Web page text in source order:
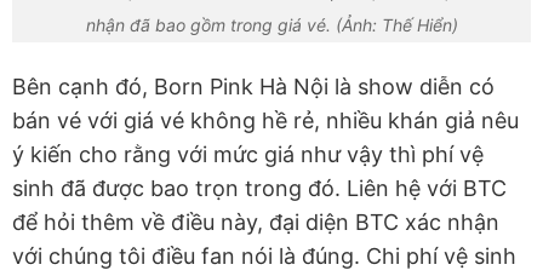
nhận đã bao gồm trong giá vé. (Ảnh: Thế Hiển)
Bên cạnh đó, Born Pink Hà Nội là show diễn có
bán vé với giá vé không hề rẻ, nhiều khán giả nêu
ý kiến cho rằng với mức giá như vậy thì phí vệ
sinh đã được bao trọn trong đó. Liên hệ với BTC
để hỏi thêm về điều này, đại diện BTC xác nhận
với chúng tôi điều fan nói là đúng. Chi phí vệ sinh